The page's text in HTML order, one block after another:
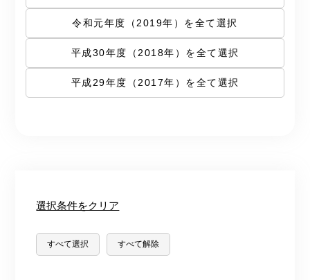
令和元年度（2019年）を全て選択
平成30年度（2018年）を全て選択
平成29年度（2017年）を全て選択
選択条件をクリア
すべて選択 すべて解除